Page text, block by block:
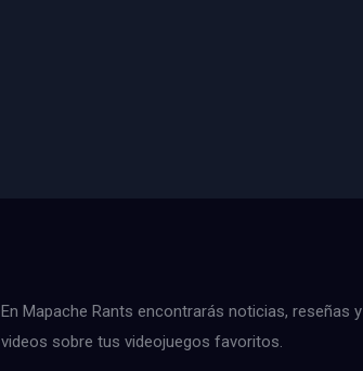
En Mapache Rants encontrarás noticias, reseñas y
videos sobre tus videojuegos favoritos.